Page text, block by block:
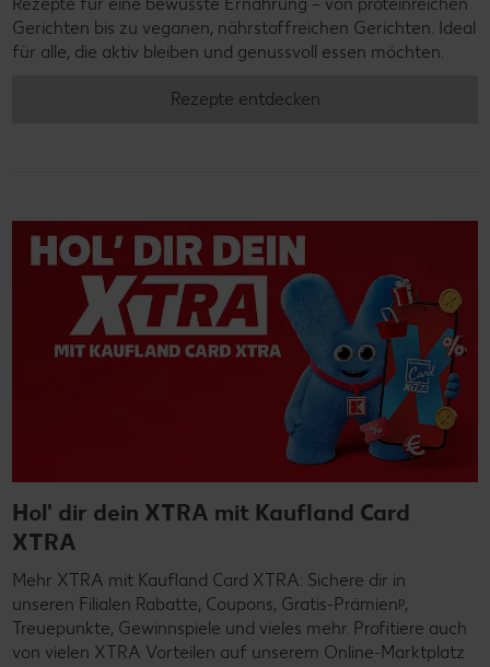
Gerichten bis zu veganen, nährstoffreichen Gerichten. Ideal
für alle, die aktiv bleiben und genussvoll essen möchten.
Rezepte entdecken
Hol' dir dein XTRA mit Kaufland Card
XTRA
Mehr XTRA mit Kaufland Card XTRA: Sichere dir in
unseren Filialen Rabatte, Coupons, Gratis-Prämienᵖ,
Treuepunkte, Gewinnspiele und vieles mehr. Profitiere auch
von vielen XTRA Vorteilen auf unserem Online-Marktplatz